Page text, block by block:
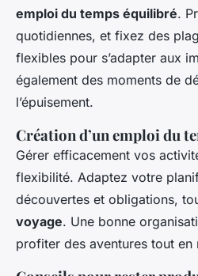
emploi du temps équilibré.
quotidiennes, et fixez des
flexibles pour s’adapter aux
également des moments de
l’épuisement.
Création d’un emploi du
Gérer efficacement vos
flexibilité. Adaptez votre
découvertes et obligations,
voyage. Une bonne
profiter des aventures tout